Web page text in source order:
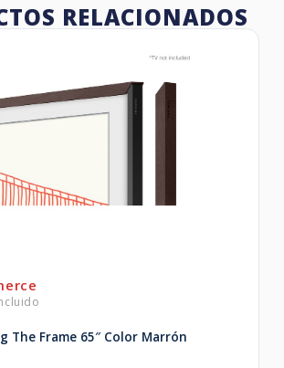
RELACIONADOS
The Frame 65″ Color Marrón